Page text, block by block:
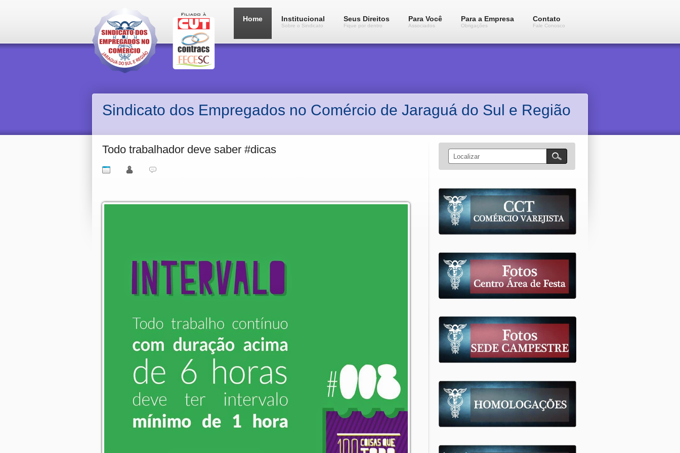
Home Institucional
Sobre o Sindicato
Seus Direitos
Fique por dentro
Para Você
Associados
Para a Empresa
Obrigações
Contato
Fale Conosco
Sindicato dos Empregados no Comércio de Jaraguá do Sul e Região
Todo trabalhador deve saber #dicas